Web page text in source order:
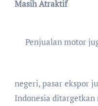
Masih Atraktif
Penjualan motor
negeri, pasar ekspor
Indonesia ditargetkan